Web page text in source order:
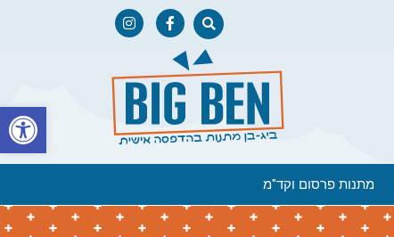
מתנות פרסום וקד"מ